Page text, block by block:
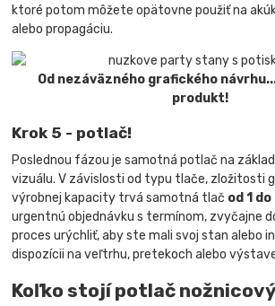
ktoré potom môžete opätovne použiť na
alebo propagáciu.
Od nezáväzného grafického
produkt!
Krok 5 - potlač!
Poslednou fázou je samotná potlač na
vizuálu. V závislosti od typu tlače, zložitosti
výrobnej kapacity trvá samotná tlač od 1
urgentnú objednávku s termínom, zvyčajne
proces urýchliť, aby ste mali svoj stan alebo
dispozícii na veľtrhu, pretekoch alebo
Koľko stojí potlač